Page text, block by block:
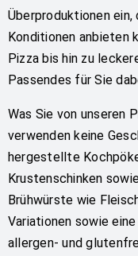
Überproduktionen
Konditionen anbieten
Pizza bis hin zu
Passendes für Sie
Was Sie von unseren
verwenden keine
hergestellte
Krustenschinken
Brühwürste wie
Variationen sowie
allergen- und